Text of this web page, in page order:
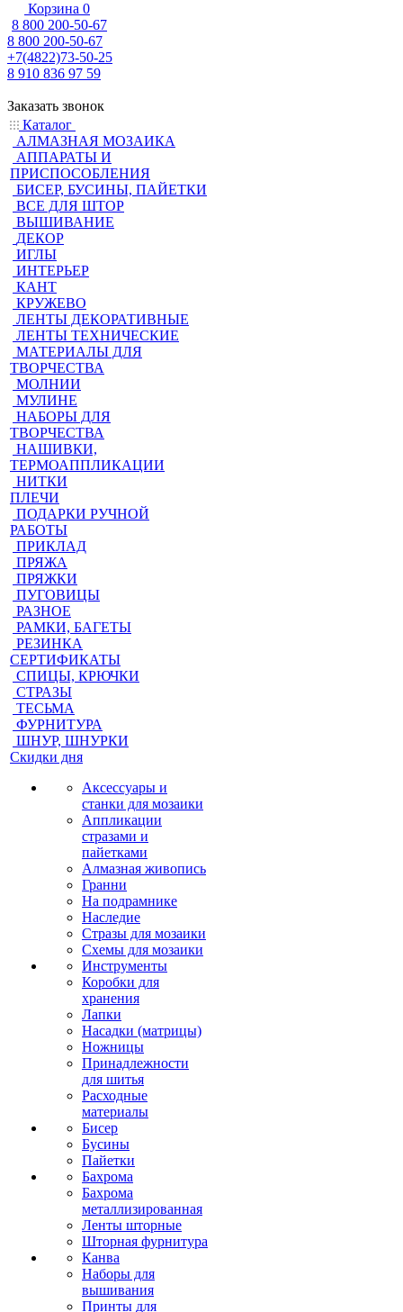
Корзина 0
8 800 200-50-67
8 800 200-50-67
+7(4822)73-50-25
8 910 836 97 59
Заказать звонок
Каталог
АЛМАЗНАЯ МОЗАИКА
АППАРАТЫ И
ПРИСПОСОБЛЕНИЯ
БИСЕР, БУСИНЫ, ПАЙЕТКИ
ВСЕ ДЛЯ ШТОР
ВЫШИВАНИЕ
ДЕКОР
ИГЛЫ
ИНТЕРЬЕР
КАНТ
КРУЖЕВО
ЛЕНТЫ ДЕКОРАТИВНЫЕ
ЛЕНТЫ ТЕХНИЧЕСКИЕ
МАТЕРИАЛЫ ДЛЯ
ТВОРЧЕСТВА
МОЛНИИ
МУЛИНЕ
НАБОРЫ ДЛЯ
ТВОРЧЕСТВА
НАШИВКИ,
ТЕРМОАППЛИКАЦИИ
НИТКИ
ПЛЕЧИ
ПОДАРКИ РУЧНОЙ
РАБОТЫ
ПРИКЛАД
ПРЯЖА
ПРЯЖКИ
ПУГОВИЦЫ
РАЗНОЕ
РАМКИ, БАГЕТЫ
РЕЗИНКА
СЕРТИФИКАТЫ
СПИЦЫ, КРЮЧКИ
СТРАЗЫ
ТЕСЬМА
ФУРНИТУРА
ШНУР, ШНУРКИ
Скидки дня
Аксессуары и
станки для мозаики
Аппликации
стразами и
пайетками
Алмазная живопись
Гранни
На подрамнике
Наследие
Стразы для мозаики
Схемы для мозаики
Инструменты
Коробки для
хранения
Лапки
Насадки (матрицы)
Ножницы
Принадлежности
для шитья
Расходные
материалы
Бисер
Бусины
Пайетки
Бахрома
Бахрома
металлизированная
Ленты шторные
Шторная фурнитура
Канва
Наборы для
вышивания
Принты для